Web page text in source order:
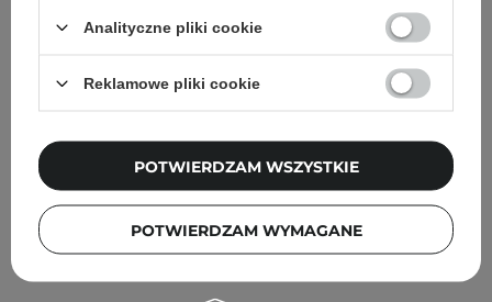
Krem do Twarzy z
Cholesterolem - 80ml
149,00 zł
DODAJ DO KOSZYKA
Cleansing Foam -
Pianka do Twarzy - 150ml
52,20 zł
DODAJ DO KOSZYKA
Analityczne pliki cookie
Reklamowe pliki cookie
POTWIERDZAM WYMAGANE
POTWIERDZAM WSZYSTKIE